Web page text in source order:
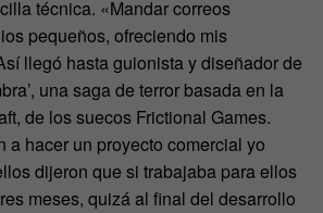
técnica. «Mandar correos
pequeños, ofreciendo mis
llegó hasta guionista y diseñador de
una saga de terror basada en la
de los suecos Frictional Games.
a hacer un proyecto comercial yo
dijeron que si trabajaba para ellos
meses, quizá al final del desarrollo